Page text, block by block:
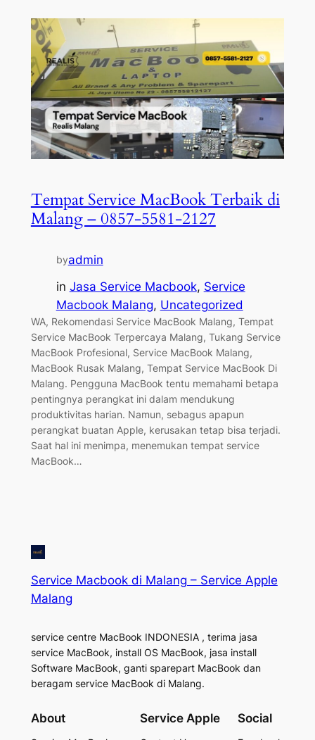
Tempat Service MacBook Terbaik di
Malang – 0857-5581-2127
byadmin
in Jasa Service Macbook, Service
Macbook Malang, Uncategorized
WA, Rekomendasi Service MacBook Malang, Tempat
Service MacBook Terpercaya Malang, Tukang Service
MacBook Profesional, Service MacBook Malang,
MacBook Rusak Malang, Tempat Service MacBook Di
Malang. Pengguna MacBook tentu memahami betapa
pentingnya perangkat ini dalam mendukung
produktivitas harian. Namun, sebagus apapun
perangkat buatan Apple, kerusakan tetap bisa terjadi.
Saat hal ini menimpa, menemukan tempat service
MacBook…
Service Macbook di Malang – Service Apple
Malang
service centre MacBook INDONESIA , terima jasa
service MacBook, install OS MacBook, jasa install
Software MacBook, ganti sparepart MacBook dan
beragam service MacBook di Malang.
About Service Apple Social